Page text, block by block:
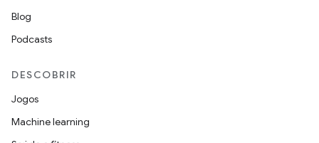
Blog
Podcasts
DESCOBRIR
Jogos
Machine learning